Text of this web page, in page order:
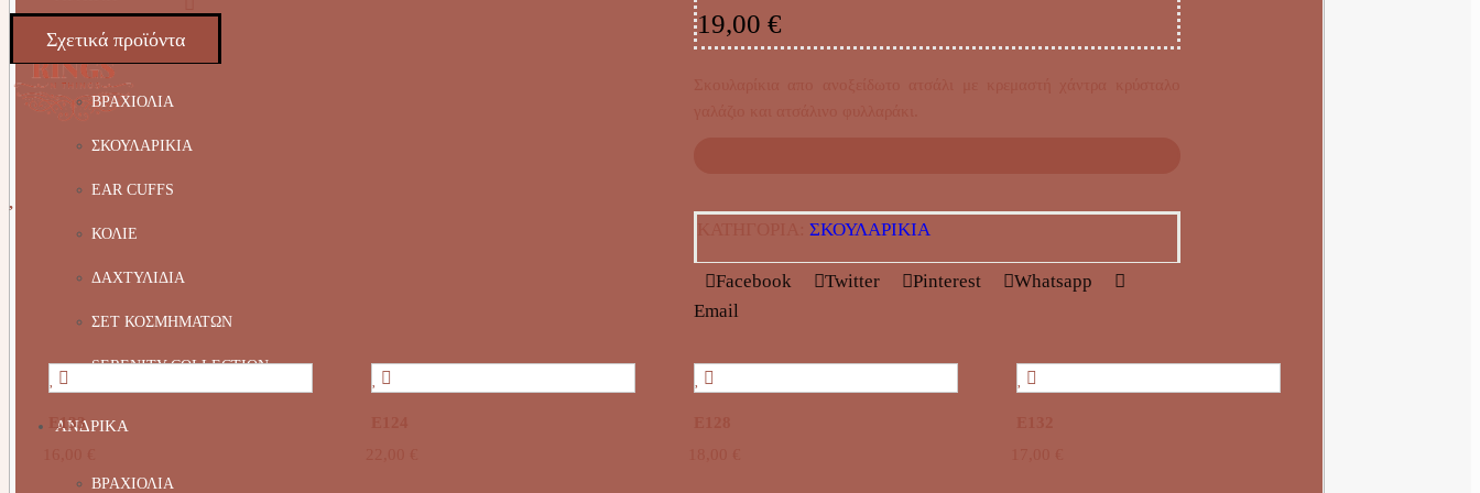
ΚΟΣΜΗΜΑΤΑ
ΒΡΑΧΙΟΛΙΑ
ΣΚΟΥΛΑΡΙΚΙΑ
EAR CUFFS
ΚΟΛΙΕ
ΔΑΧΤΥΛΙΔΙΑ
ΣΕΤ ΚΟΣΜΗΜΑΤΩΝ
SERENITY COLLECTION
ΑΝΔΡΙΚΑ
ΒΡΑΧΙΟΛΙΑ
19,00 €
ΣΚΟΥΛΑΡΙΚΙΑ
Facebook Twitter Pinterest
Whatsapp
Email
Σχετικά προϊόντα
E133